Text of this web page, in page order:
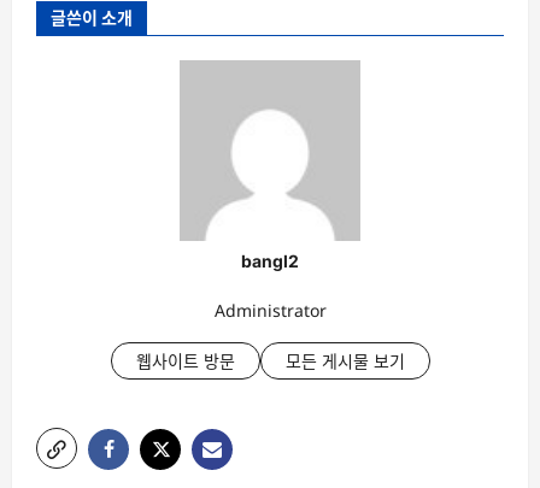
글쓴이 소개
bangl2
Administrator
웹사이트 방문 모든 게시물 보기